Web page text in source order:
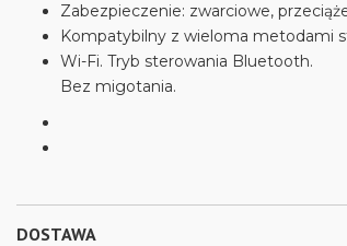
Zabezpieczenie: zwarciowe,
Kompatybilny z wieloma metodami
Wi-Fi. Tryb sterowania Bluetooth.
Bez migotania.
DOSTAWA